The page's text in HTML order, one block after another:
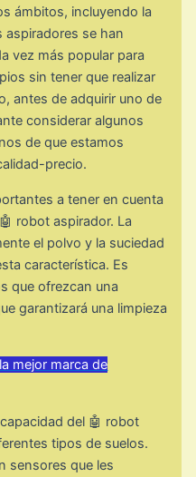
ámbitos, incluyendo la
aspiradores se han
vez más popular para
sin tener que realizar
antes de adquirir uno de
considerar algunos
de que estamos
precio.
a tener en cuenta
robot aspirador. La
el polvo y la suciedad
característica. Es
que ofrezcan una
garantizará una limpieza
mejor marca de
del 🤖 robot
tipos de suelos.
sensores que les